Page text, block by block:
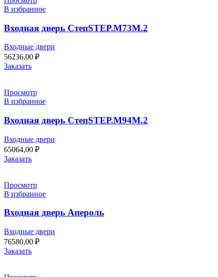
В избранное
Входная дверь СтепSTEP.M73M.2
Входные двери
56236,00 ₽
Заказать
Просмотр
В избранное
Входная дверь СтепSTEP.M94M.2
Входные двери
65064,00 ₽
Заказать
Просмотр
В избранное
Входная дверь Апероль
Входные двери
76580,00 ₽
Заказать